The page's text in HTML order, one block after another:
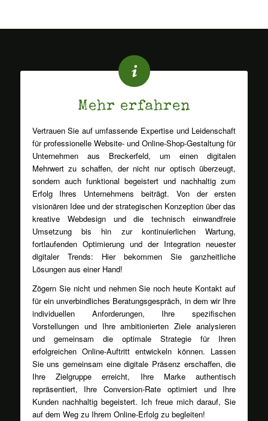
Mehr erfahren
Vertrauen Sie auf umfassende Expertise und Leidenschaft
für professionelle Website- und Online-Shop-Gestaltung für
Unternehmen aus Breckerfeld, um einen digitalen
Mehrwert zu schaffen, der nicht nur optisch überzeugt,
sondern auch funktional begeistert und nachhaltig zum
Erfolg Ihres Unternehmens beiträgt. Von der ersten
visionären Idee und der strategischen Konzeption über das
kreative Webdesign und die technisch einwandfreie
Umsetzung bis hin zur kontinuierlichen Wartung,
fortlaufenden Optimierung und der Integration neuester
digitaler Trends: Hier bekommen Sie ganzheitliche
Lösungen aus einer Hand!
Zögern Sie nicht und nehmen Sie noch heute Kontakt auf
für ein unverbindliches Beratungsgespräch, in dem wir Ihre
individuellen Anforderungen, Ihre spezifischen
Vorstellungen und Ihre ambitionierten Ziele analysieren
und gemeinsam die optimale Strategie für Ihren
erfolgreichen Online-Auftritt entwickeln können. Lassen
Sie uns gemeinsam eine digitale Präsenz erschaffen, die
Ihre Zielgruppe erreicht, Ihre Marke authentisch
repräsentiert, Ihre Conversion-Rate optimiert und Ihre
Kunden nachhaltig begeistert. Ich freue mich darauf, Sie
auf dem Weg zu Ihrem Online-Erfolg zu begleiten!